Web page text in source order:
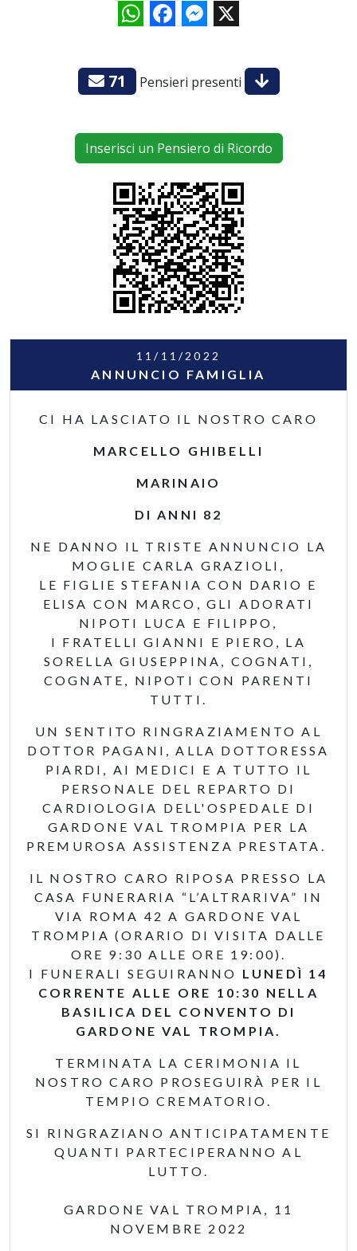
WhatsAppFacebookMessenger
X
71 Pensieri presenti
Inserisci un Pensiero di Ricordo
11/11/2022
ANNUNCIO FAMIGLIA
CI HA LASCIATO IL NOSTRO CARO
MARCELLO GHIBELLI
MARINAIO
DI ANNI 82
NE DANNO IL TRISTE ANNUNCIO LA
MOGLIE CARLA GRAZIOLI,
LE FIGLIE STEFANIA CON DARIO E
ELISA CON MARCO, GLI ADORATI
NIPOTI LUCA E FILIPPO,
I FRATELLI GIANNI E PIERO, LA
SORELLA GIUSEPPINA, COGNATI,
COGNATE, NIPOTI CON PARENTI
TUTTI.
UN SENTITO RINGRAZIAMENTO AL
DOTTOR PAGANI, ALLA DOTTORESSA
PIARDI, AI MEDICI E A TUTTO IL
PERSONALE DEL REPARTO DI
CARDIOLOGIA DELL'OSPEDALE DI
GARDONE VAL TROMPIA PER LA
PREMUROSA ASSISTENZA PRESTATA.
IL NOSTRO CARO RIPOSA PRESSO LA
CASA FUNERARIA “L’ALTRARIVA” IN
VIA ROMA 42 A GARDONE VAL
TROMPIA (ORARIO DI VISITA DALLE
ORE 9:30 ALLE ORE 19:00).
I FUNERALI SEGUIRANNO LUNEDÌ 14
CORRENTE ALLE ORE 10:30 NELLA
BASILICA DEL CONVENTO DI
GARDONE VAL TROMPIA.
TERMINATA LA CERIMONIA IL
NOSTRO CARO PROSEGUIRÀ PER IL
TEMPIO CREMATORIO.
SI RINGRAZIANO ANTICIPATAMENTE
QUANTI PARTECIPERANNO AL
LUTTO.
GARDONE VAL TROMPIA, 11
NOVEMBRE 2022